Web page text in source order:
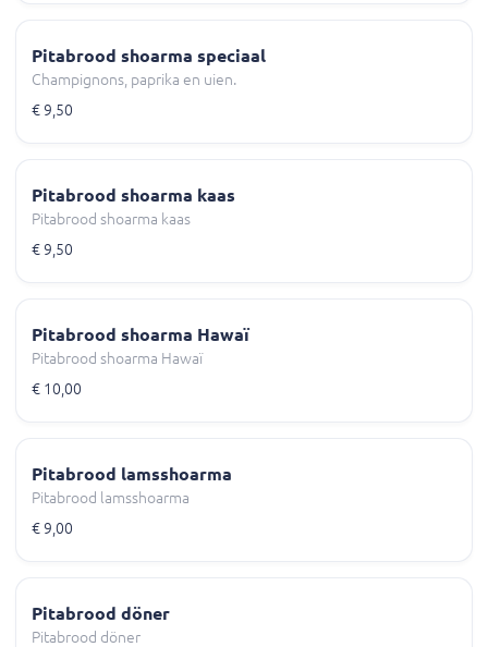
Pitabrood shoarma speciaal
Champignons, paprika en uien.
€ 9,50
Pitabrood shoarma kaas
Pitabrood shoarma kaas
€ 9,50
Pitabrood shoarma Hawaï
Pitabrood shoarma Hawaï
€ 10,00
Pitabrood lamsshoarma
Pitabrood lamsshoarma
€ 9,00
Pitabrood döner
Pitabrood döner